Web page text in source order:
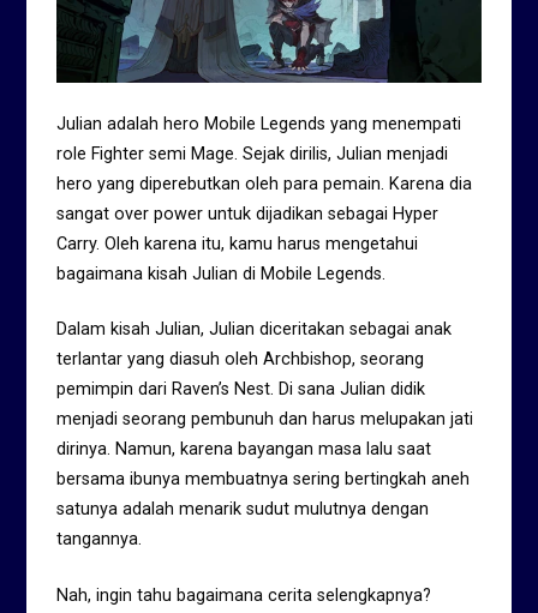
Julian adalah hero Mobile Legends yang menempati
role Fighter semi Mage. Sejak dirilis, Julian menjadi
hero yang diperebutkan oleh para pemain. Karena dia
sangat over power untuk dijadikan sebagai Hyper
Carry. Oleh karena itu, kamu harus mengetahui
bagaimana kisah Julian di Mobile Legends.
Dalam kisah Julian, Julian diceritakan sebagai anak
terlantar yang diasuh oleh Archbishop, seorang
pemimpin dari Raven’s Nest. Di sana Julian didik
menjadi seorang pembunuh dan harus melupakan jati
dirinya. Namun, karena bayangan masa lalu saat
bersama ibunya membuatnya sering bertingkah aneh
satunya adalah menarik sudut mulutnya dengan
tangannya.
Nah, ingin tahu bagaimana cerita selengkapnya?